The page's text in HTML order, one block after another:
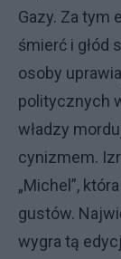
Gazy. Za tym
śmierć i głód
osoby
politycznych
władzy
cynizmem.
„Michel”,
gustów.
wygra tą